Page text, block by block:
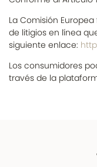
La Comisión
de litigios en línea
siguiente enlace:
Los consumidores
través de la